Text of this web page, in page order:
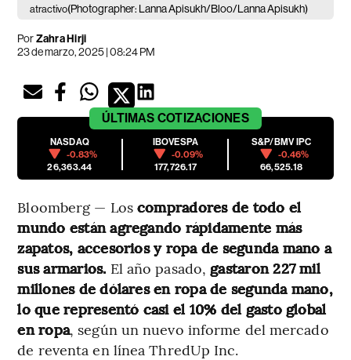
atractivo(Photographer: Lanna Apisukh/Bloo/Lanna Apisukh)
PorZahra Hirji
23 de marzo, 2025 | 08:24 PM
ÚLTIMAS COTIZACIONES
NASDAQ
-0.83%
26,363.44
IBOVESPA
-0.09%
177,726.17
S&P/BMV IPC
-0.46%
66,525.18
Bloomberg — Los compradores de todo el
mundo están agregando rápidamente más
zapatos, accesorios y ropa de segunda mano a
sus armarios. El año pasado, gastaron 227 mil
millones de dólares en ropa de segunda mano,
lo que representó casi el 10% del gasto global
en ropa, según un nuevo informe del mercado
de reventa en línea ThredUp Inc.